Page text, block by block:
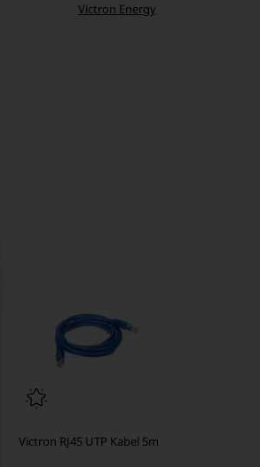
Victron Energy
Victron RJ45 UTP Kabel 5m